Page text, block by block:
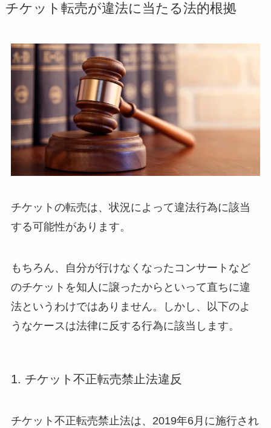
チケット転売が違法に当たる法的根拠
チケットの転売は、状況によって違法行為に該当
する可能性があります。
もちろん、自分が行けなくなったコンサートなど
のチケットを知人に譲ったからといって直ちに違
法というわけではありません。しかし、以下のよ
うなケースは法律に反する行為に該当します。
1. チケット不正転売禁止法違反
チケット不正転売禁止法は、2019年6月に施行され